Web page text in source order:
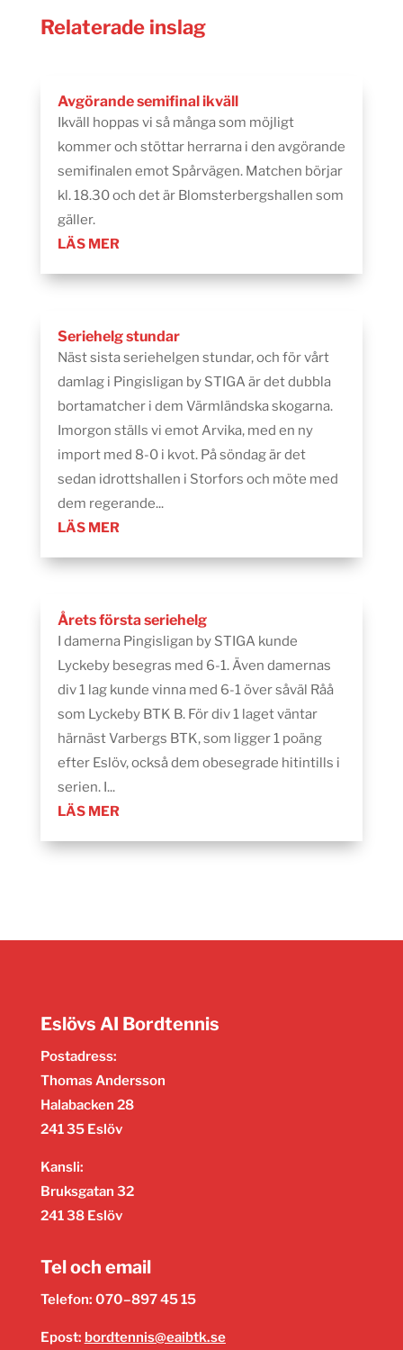
Relaterade inslag
Avgörande semifinal ikväll
Ikväll hoppas vi så många som möjligt
kommer och stöttar herrarna i den avgörande
semifinalen emot Spårvägen. Matchen börjar
kl. 18.30 och det är Blomsterbergshallen som
gäller.
LÄS MER
Seriehelg stundar
Näst sista seriehelgen stundar, och för vårt
damlag i Pingisligan by STIGA är det dubbla
bortamatcher i dem Värmländska skogarna.
Imorgon ställs vi emot Arvika, med en ny
import med 8-0 i kvot. På söndag är det
sedan idrottshallen i Storfors och möte med
dem regerande...
LÄS MER
Årets första seriehelg
I damerna Pingisligan by STIGA kunde
Lyckeby besegras med 6-1. Även damernas
div 1 lag kunde vinna med 6-1 över såväl Råå
som Lyckeby BTK B. För div 1 laget väntar
härnäst Varbergs BTK, som ligger 1 poäng
efter Eslöv, också dem obesegrade hitintills i
serien. I...
LÄS MER
Eslövs AI Bordtennis
Postadress:
Thomas Andersson
Halabacken 28
241 35 Eslöv
Kansli:
Bruksgatan 32
241 38 Eslöv
Tel och email
Telefon: 070–897 45 15
Epost: bordtennis@eaibtk.se